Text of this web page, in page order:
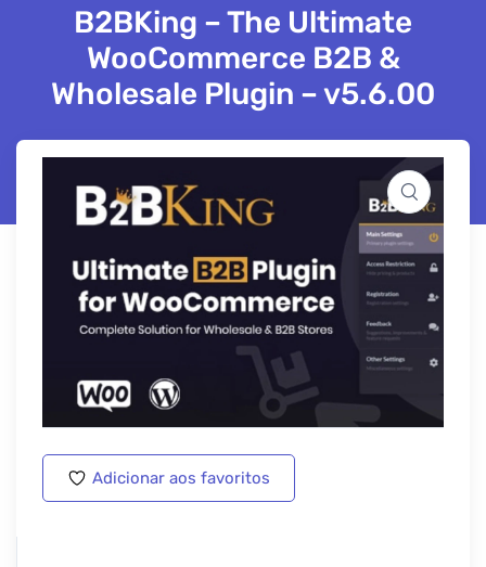
B2BKing – The Ultimate
WooCommerce B2B &
Wholesale Plugin – v5.6.00
Adicionar aos favoritos